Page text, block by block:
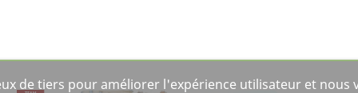
de tiers pour améliorer l'expérience utilisateur et